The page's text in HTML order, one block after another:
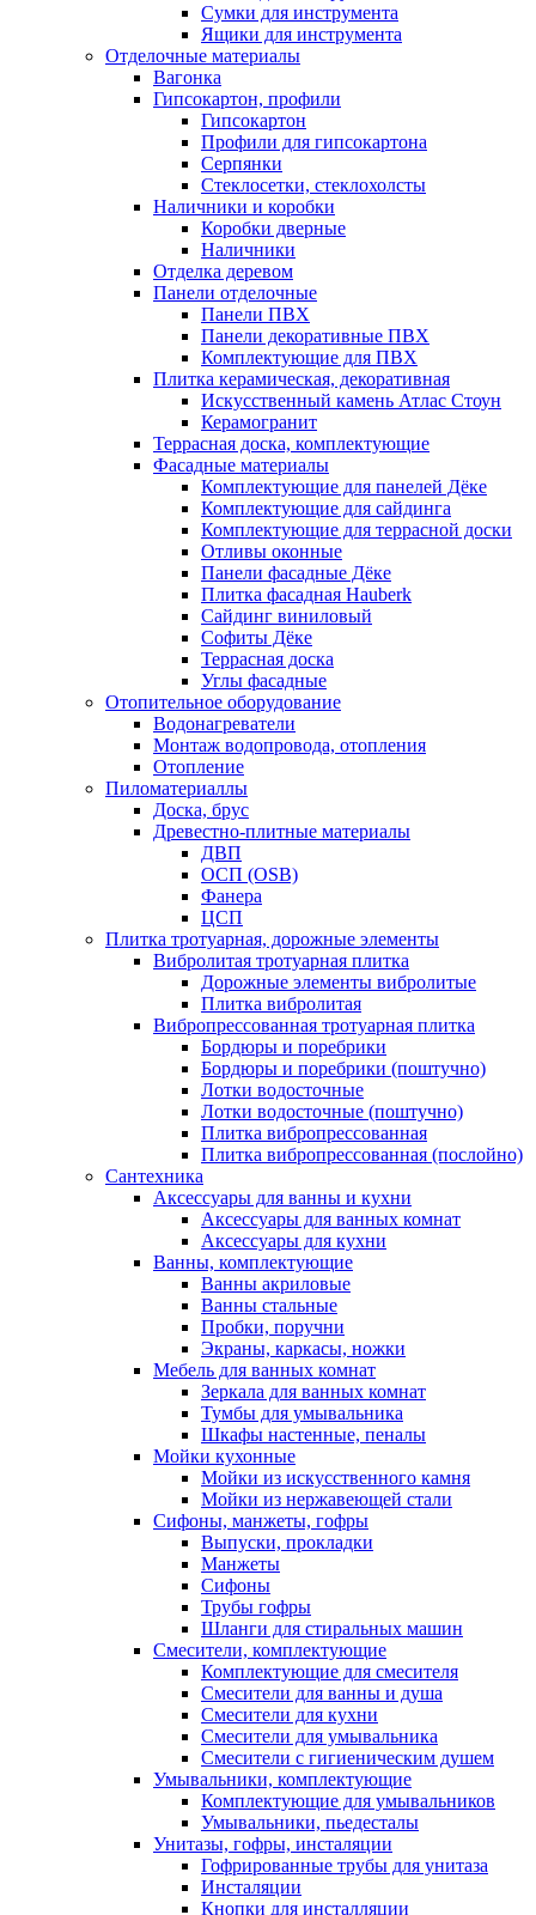
Сумки для инструмента
Ящики для инструмента
Отделочные материалы
Вагонка
Гипсокартон, профили
Гипсокартон
Профили для гипсокартона
Серпянки
Стеклосетки, стеклохолсты
Наличники и коробки
Коробки дверные
Наличники
Отделка деревом
Панели отделочные
Панели ПВХ
Панели декоративные ПВХ
Комплектующие для ПВХ
Плитка керамическая, декоративная
Искусственный камень Атлас Стоун
Керамогранит
Террасная доска, комплектующие
Фасадные материалы
Комплектующие для панелей Дёке
Комплектующие для сайдинга
Комплектующие для террасной доски
Отливы оконные
Панели фасадные Дёке
Плитка фасадная Hauberk
Сайдинг виниловый
Софиты Дёке
Террасная доска
Углы фасадные
Отопительное оборудование
Водонагреватели
Монтаж водопровода, отопления
Отопление
Пиломатериаллы
Доска, брус
Древестно-плитные материалы
ДВП
ОСП (OSB)
Фанера
ЦСП
Плитка тротуарная, дорожные элементы
Вибролитая тротуарная плитка
Дорожные элементы вибролитые
Плитка вибролитая
Вибропрессованная тротуарная плитка
Бордюры и поребрики
Бордюры и поребрики (поштучно)
Лотки водосточные
Лотки водосточные (поштучно)
Плитка вибропрессованная
Плитка вибропрессованная (послойно)
Сантехника
Аксессуары для ванны и кухни
Аксессуары для ванных комнат
Аксессуары для кухни
Ванны, комплектующие
Ванны акриловые
Ванны стальные
Пробки, поручни
Экраны, каркасы, ножки
Мебель для ванных комнат
Зеркала для ванных комнат
Тумбы для умывальника
Шкафы настенные, пеналы
Мойки кухонные
Мойки из искусственного камня
Мойки из нержавеющей стали
Сифоны, манжеты, гофры
Выпуски, прокладки
Манжеты
Сифоны
Трубы гофры
Шланги для стиральных машин
Смесители, комплектующие
Комплектующие для смесителя
Смесители для ванны и душа
Смесители для кухни
Смесители для умывальника
Смесители с гигиеническим душем
Умывальники, комплектующие
Комплектующие для умывальников
Умывальники, пьедесталы
Унитазы, гофры, инсталяции
Гофрированные трубы для унитаза
Инсталяции
Кнопки для инсталляции